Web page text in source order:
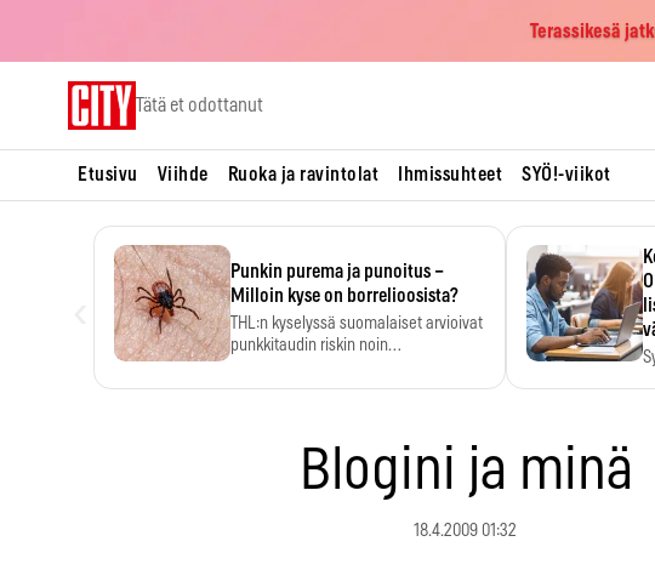
Terassikesä
Tätä et odottanut
Etusivu Viihde Ruoka ja ravintolat Ihmissuhteet SYÖ!-viikot
Punkin purema ja punoitus –
Milloin kyse on borrelioosista?
THL:n kyselyssä suomalaiset arvioivat
punkkitaudin riskin noin
Blogini ja minä
18.4.2009 01:32